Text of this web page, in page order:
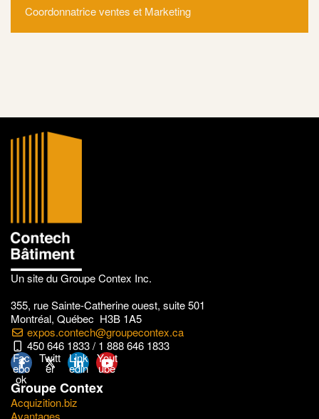
Coordonnatrice ventes et Marketing
Un site du Groupe Contex Inc.
355, rue Sainte-Catherine ouest, suite 501
Montréal, Québec H3B 1A5
expos.contech@groupecontex.ca
450 646 1833 / 1 888 646 1833
Fac
ebo
ok
Twitt
er
Link
edin
Yout
ube
Groupe Contex
Acquizition.biz